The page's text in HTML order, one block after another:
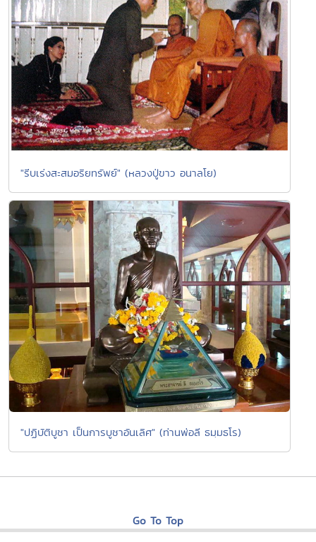
"รีบเร่งสะสมอริยทรัพย์" (หลวงปู่ขาว อนาลโย)
"ปฏิบัติบูชา เป็นการบูชาอันเลิศ" (ท่านพ่อลี ธมฺมธโร)
Go To Top